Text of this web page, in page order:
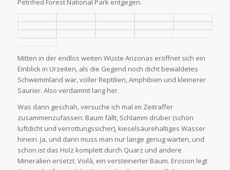
Petrified Forest National Park entgegen.
Mitten in der endlos weiten Wüste Arizonas eröffnet sich ein
Einblick in Urzeiten, als die Gegend noch dicht bewaldetes
Schwemmland war, voller Reptilien, Amphibien und kleinerer
Saurier. Also verdammt lang her.
Was dann geschah, versuche ich mal im Zeitraffer
zusammenzufassen: Baum fällt, Schlamm drüber (schön
luftdicht und verrottungssicher), kieselsäurehaltiges Wasser
hinein. Ja, und dann muss man nur lange genug warten, und
schon ist das Holz komplett durch Quarz und andere
Mineralien ersetzt. Voilà, ein versteinerter Baum. Erosion legt